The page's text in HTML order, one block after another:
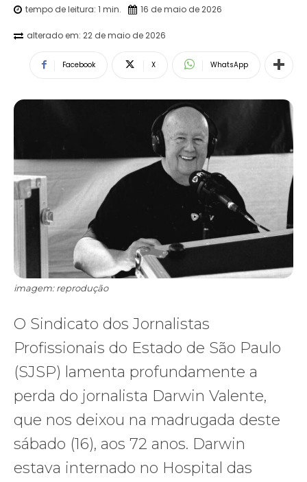
tempo de leitura: 1 min. 16 de maio de 2026
alterado em: 22 de maio de 2026
Facebook X WhatsApp
imagem: reprodução
O Sindicato dos Jornalistas
Profissionais do Estado de São Paulo
(SJSP) lamenta profundamente a
perda do jornalista Darwin Valente,
que nos deixou na madrugada deste
sábado (16), aos 72 anos. Darwin
estava internado no Hospital das